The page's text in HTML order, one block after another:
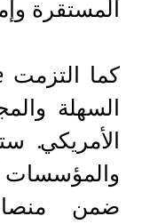
المستقرة
الأمريكي.
والمؤسسات